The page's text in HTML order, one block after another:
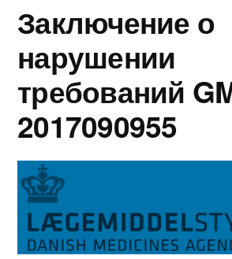
Заключение о
нарушении
требований
2017090955